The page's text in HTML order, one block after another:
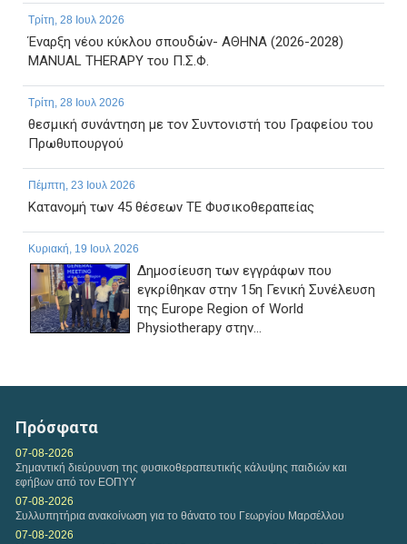
Τρίτη, 28 Ιουλ 2026
Έναρξη νέου κύκλου σπουδών- ΑΘΗΝΑ (2026-2028)
MANUAL THERAPY του Π.Σ.Φ.
Τρίτη, 28 Ιουλ 2026
θεσμική συνάντηση με τον Συντονιστή του Γραφείου του
Πρωθυπουργού
Πέμπτη, 23 Ιουλ 2026
Κατανομή των 45 θέσεων ΤΕ Φυσικοθεραπείας
Κυριακή, 19 Ιουλ 2026
Δημοσίευση των εγγράφων που
εγκρίθηκαν στην 15η Γενική Συνέλευση
της Europe Region of World
Physiotherapy στην...
ΠΑΡΑΤΑΣΗ ΗΜΕΡΟΜΗΝΙΑΣ ΥΠΟΒΟΛΗΣ
ΕΚΔΗΛΩΣΗΣ ΕΝΔΙΑΦΕΡΟΝΤΟΣ...
Πρόσφατα
07-08-2026
Σημαντική διεύρυνση της φυσικοθεραπευτικής κάλυψης παιδιών και
εφήβων από τον ΕΟΠΥΥ
07-08-2026
Συλλυπητήρια ανακοίνωση για το θάνατο του Γεωργίου Μαρσέλλου
07-08-2026